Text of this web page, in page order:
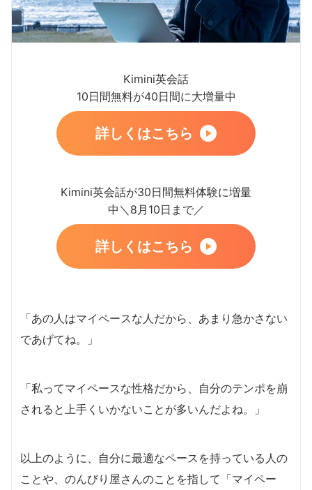
Kimini英会話
10日間無料が40日間に大増量中
詳しくはこちら
Kimini英会話が30日間無料体験に増量
中＼8月10日まで／
詳しくはこちら
「あの人はマイペースな人だから、あまり急かさない
であげてね。」
「私ってマイペースな性格だから、自分のテンポを崩
されると上手くいかないことが多いんだよね。」
以上のように、自分に最適なペースを持っている人の
ことや、のんびり屋さんのことを指して「マイペー